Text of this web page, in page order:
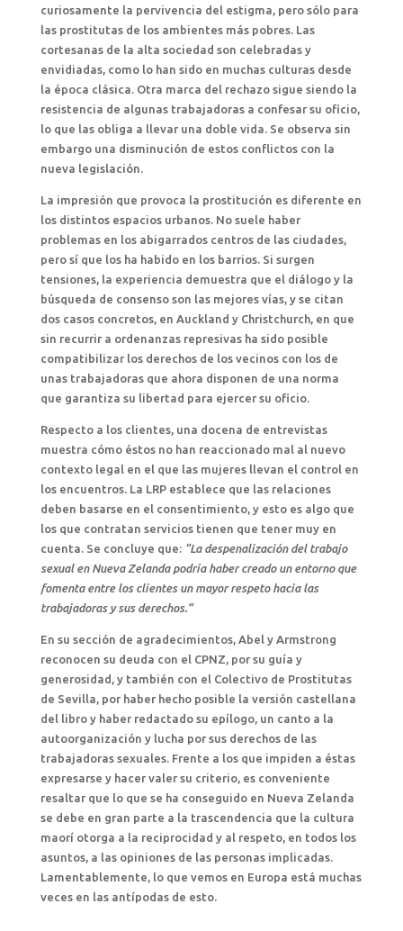
curiosamente la pervivencia del estigma, pero sólo para
las prostitutas de los ambientes más pobres. Las
cortesanas de la alta sociedad son celebradas y
envidiadas, como lo han sido en muchas culturas desde
la época clásica. Otra marca del rechazo sigue siendo la
resistencia de algunas trabajadoras a confesar su oficio,
lo que las obliga a llevar una doble vida. Se observa sin
embargo una disminución de estos conflictos con la
nueva legislación.
La impresión que provoca la prostitución es diferente en
los distintos espacios urbanos. No suele haber
problemas en los abigarrados centros de las ciudades,
pero sí que los ha habido en los barrios. Si surgen
tensiones, la experiencia demuestra que el diálogo y la
búsqueda de consenso son las mejores vías, y se citan
dos casos concretos, en Auckland y Christchurch, en que
sin recurrir a ordenanzas represivas ha sido posible
compatibilizar los derechos de los vecinos con los de
unas trabajadoras que ahora disponen de una norma
que garantiza su libertad para ejercer su oficio.
Respecto a los clientes, una docena de entrevistas
muestra cómo éstos no han reaccionado mal al nuevo
contexto legal en el que las mujeres llevan el control en
los encuentros. La LRP establece que las relaciones
deben basarse en el consentimiento, y esto es algo que
los que contratan servicios tienen que tener muy en
cuenta. Se concluye que: “La despenalización del trabajo
sexual en Nueva Zelanda podría haber creado un entorno que
fomenta entre los clientes un mayor respeto hacia las
trabajadoras y sus derechos.”
En su sección de agradecimientos, Abel y Armstrong
reconocen su deuda con el CPNZ, por su guía y
generosidad, y también con el Colectivo de Prostitutas
de Sevilla, por haber hecho posible la versión castellana
del libro y haber redactado su epílogo, un canto a la
autoorganización y lucha por sus derechos de las
trabajadoras sexuales. Frente a los que impiden a éstas
expresarse y hacer valer su criterio, es conveniente
resaltar que lo que se ha conseguido en Nueva Zelanda
se debe en gran parte a la trascendencia que la cultura
maorí otorga a la reciprocidad y al respeto, en todos los
asuntos, a las opiniones de las personas implicadas.
Lamentablemente, lo que vemos en Europa está muchas
veces en las antípodas de esto.